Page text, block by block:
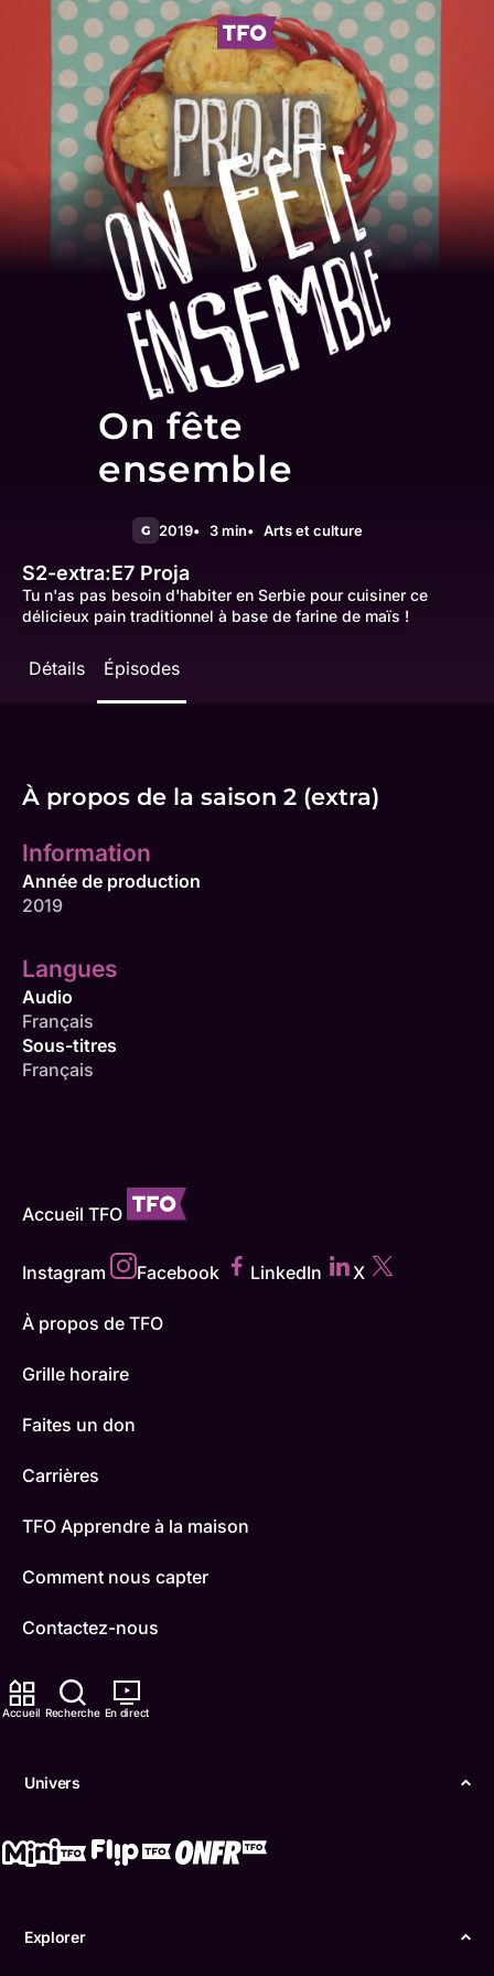
Accueil Recherche En direct
Univers
Explorer
On fête
ensemble
G 2019 3 min Arts et culture
S2-extra:E7 Proja
Tu n'as pas besoin d'habiter en Serbie pour cuisiner ce
délicieux pain traditionnel à base de farine de maïs !
Détails Épisodes
À propos de la saison 2 (extra)
Information
Année de production
2019
Langues
Audio
Français
Sous-titres
Français
Accueil TFO
Instagram Facebook LinkedIn X
À propos de TFO
Grille horaire
Faites un don
Carrières
TFO Apprendre à la maison
Comment nous capter
Contactez-nous
ONFR
Boukili
Confidentialité